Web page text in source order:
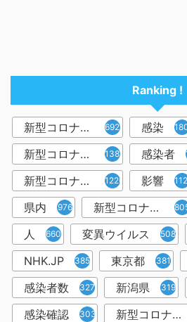
Ranking !
新型コロナウイルス 6921 感染
新型コロナウィルス 1382 感染者
新型コロナウイルス感染症 1226 影響
県内 976 新型コロナウイルス感染
人 660 変異ウイルス 508
NHK.JP 385 東京都 381
感染者数 327 新潟県 319
感染確認 303 新型コロナウィルス感染症